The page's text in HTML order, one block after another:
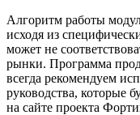
Алгоритм работы
исходя из
может не
рынки. Программа
всегда рекомендуем
руководства, которые
на сайте проекта